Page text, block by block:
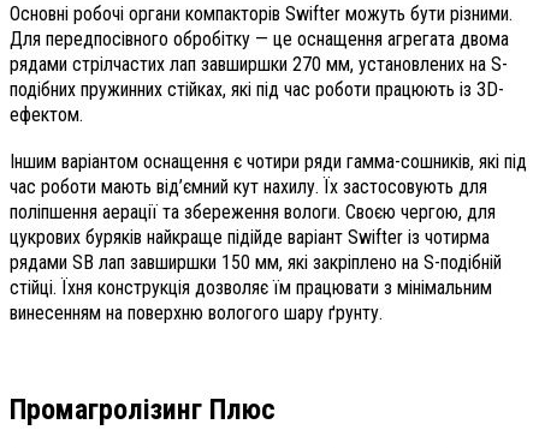
Основні робочі органи компакторів Swifter можуть бути різними.
Для передпосівного обробітку — це оснащення агрегата двома
рядами стрілчастих лап завширшки 270 мм, установлених на S-
подібних пружинних стійках, які під час роботи працюють із 3D-
ефектом.
Іншим варіантом оснащення є чотири ряди гамма-сошників, які під
час роботи мають від’ємний кут нахилу. Їх застосовують для
поліпшення аерації та збереження вологи. Своєю чергою, для
цукрових буряків найкраще підійде варіант Swifter із чотирма
рядами SB лап завширшки 150 мм, які закріплено на S-подібній
стійці. Їхня конструкція дозволяє їм працювати з мінімальним
винесенням на поверхню вологого шару ґрунту.
Промагролізинг Плюс